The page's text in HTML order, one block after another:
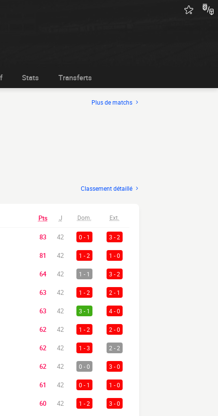
Stats Transferts
Plus de matchs
Classement détaillé
Pts J Dom. Ext.
83 42 0 - 1 3 - 2
81 42 1 - 2 1 - 0
64 42 1 - 1 3 - 2
63 42 1 - 2 2 - 1
63 42 3 - 1 4 - 0
62 42 1 - 2 2 - 0
62 42 1 - 3 2 - 2
62 42 0 - 0 3 - 0
61 42 0 - 1 1 - 0
60 42 1 - 2 3 - 0